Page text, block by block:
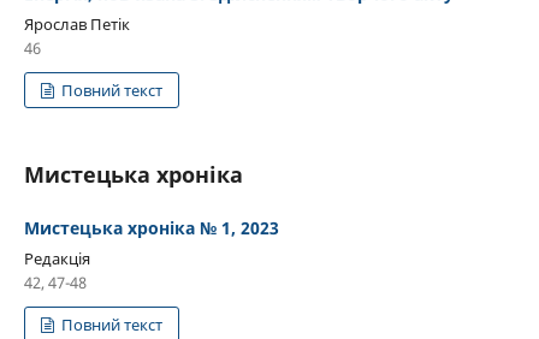
Ярослав Петік
46
Повний текст
Мистецька хроніка
Мистецька хроніка № 1, 2023
Редакція
42, 47-48
Повний текст